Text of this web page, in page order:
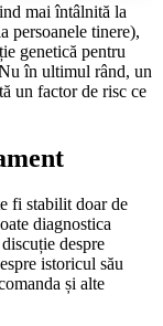
mai întâlnită la
persoanele tinere),
genetică pentru
în ultimul rând, un
un factor de risc ce
fi stabilit doar de
diagnostica
despre
istoricul său
și alte